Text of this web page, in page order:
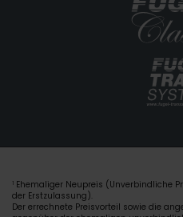
1 Ehemaliger Neupreis (Unverbindliche
der Erstzulassung).
Der errechnete Preisvorteil sowie die